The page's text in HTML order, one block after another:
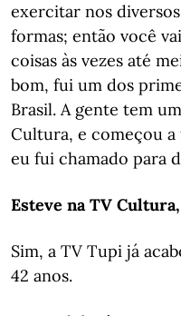
exercitar nos
formas; então você
coisas às vezes até
bom, fui um dos
Brasil. A gente tem
Cultura, e começou a
eu fui chamado para
Esteve na TV
Sim, a TV Tupi já
42 anos.